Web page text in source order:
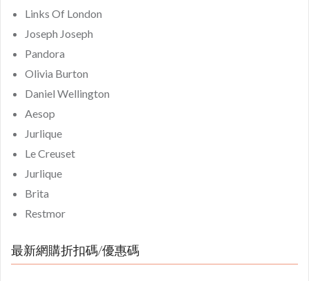
Links Of London
Joseph Joseph
Pandora
Olivia Burton
Daniel Wellington
Aesop
Jurlique
Le Creuset
Jurlique
Brita
Restmor
最新網購折扣碼/優惠碼